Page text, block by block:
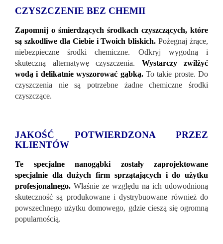
CZYSZCZENIE BEZ CHEMII
Zapomnij o śmierdzących środkach czyszczących, które
są szkodliwe dla Ciebie i Twoich bliskich. Pożegnaj żrące,
niebezpieczne środki chemiczne. Odkryj wygodną i
skuteczną alternatywę czyszczenia. Wystarczy zwilżyć
wodą i delikatnie wyszorować gąbką.To takie proste. Do
czyszczenia nie są potrzebne żadne chemiczne środki
czyszczące.
JAKOŚĆ POTWIERDZONA PRZEZ
KLIENTÓW
Te specjalne nanogąbki zostały zaprojektowane
specjalnie dla dużych firm sprzątających i do użytku
profesjonalnego. Właśnie ze względu na ich udowodnioną
skuteczność są produkowane i dystrybuowane również do
powszechnego użytku domowego, gdzie cieszą się ogromną
popularnością.